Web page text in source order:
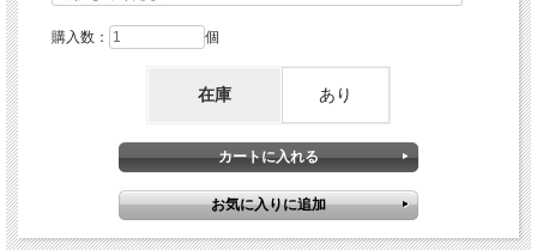
購入数： 個
在庫 あり